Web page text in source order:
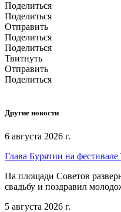
Поделиться
Поделиться
Отправить
Поделиться
Поделиться
Твитнуть
Отправить
Поделиться
Другие новости
6 августа 2026 г.
Глава Бурятии на
На площади Советов
свадьбу и поздравил
5 августа 2026 г.